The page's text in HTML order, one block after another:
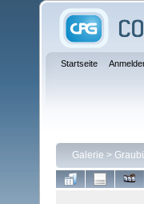
Startseite
Galerie >